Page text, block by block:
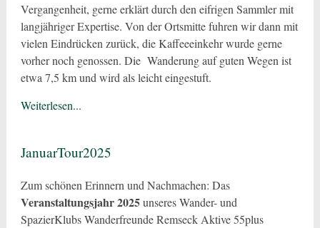
Vergangenheit, gerne erklärt durch den eifrigen Sammler mit
langjähriger Expertise. Von der Ortsmitte fuhren wir dann mit
vielen Eindrücken zurück, die Kaffeeeinkehr wurde gerne
vorher noch genossen. Die Wanderung auf guten Wegen ist
etwa 7,5 km und wird als leicht eingestuft.
Weiterlesen...
JanuarTour2025
Zum schönen Erinnern und Nachmachen: Das
Veranstaltungsjahr 2025unseres Wander- und
SpazierKlubs Wanderfreunde Remseck Aktive 55plus